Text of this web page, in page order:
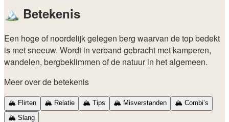
🏔️ Betekenis
Een hoge of noordelijk gelegen berg waarvan de top bedekt
is met sneeuw. Wordt in verband gebracht met kamperen,
wandelen, bergbeklimmen of de natuur in het algemeen.
Meer over de betekenis
🏔️ Flirten 🏔️ Relatie 🏔️ Tips 🏔️ Misverstanden 🏔️ Combi’s
🏔️ Slang